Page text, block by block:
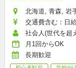
北海道, 青森, 岩
交通費含む：日
社会人(世代を超
月1回からOK
長期歓迎